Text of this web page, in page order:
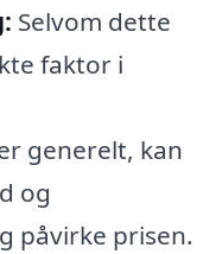
Selvom dette
faktor i
generelt, kan
og
påvirke prisen.